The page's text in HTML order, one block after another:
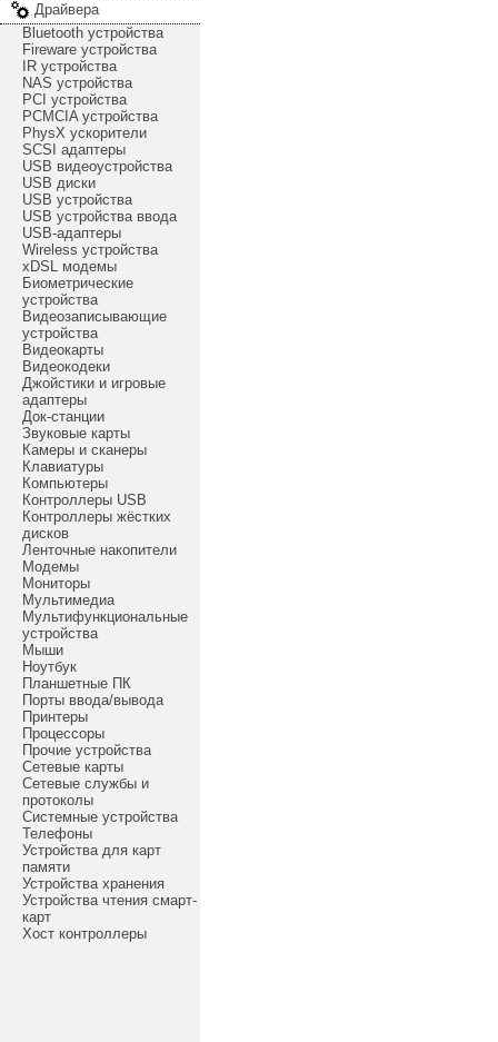
Драйвера
Bluetooth устройства
Fireware устройства
IR устройства
NAS устройства
PCI устройства
PCMCIA устройства
PhysX ускорители
SCSI адаптеры
USB видеоустройства
USB диски
USB устройства
USB устройства ввода
USB-адаптеры
Wireless устройства
xDSL модемы
Биометрические
устройства
Видеозаписывающие
устройства
Видеокарты
Видеокодеки
Джойстики и игровые
адаптеры
Док-станции
Звуковые карты
Камеры и сканеры
Клавиатуры
Компьютеры
Контроллеры USB
Контроллеры жёстких
дисков
Ленточные накопители
Модемы
Мониторы
Мультимедиа
Мультифункциональные
устройства
Мыши
Ноутбук
Планшетные ПК
Порты ввода/вывода
Принтеры
Процессоры
Прочие устройства
Сетевые карты
Сетевые службы и
протоколы
Системные устройства
Телефоны
Устройства для карт
памяти
Устройства хранения
Устройства чтения смарт-
карт
Хост контроллеры